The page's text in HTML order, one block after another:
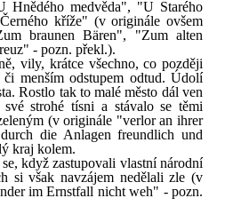
medvěda", "U Starého
kříže" (v originále ovšem
braunen Bären", "Zum alten
- pozn. překl.).
vily, krátce všechno, co později
menším odstupem odtud. Údolí
Rostlo tak to malé město dál ven
strohé tísni a stávalo se těmi
(v originále "verlor an ihrer
die Anlagen freundlich und
kraj kolem.
když zastupovali vlastní národní
si však navzájem nedělali zle (v
im Ernstfall nicht weh" - pozn.